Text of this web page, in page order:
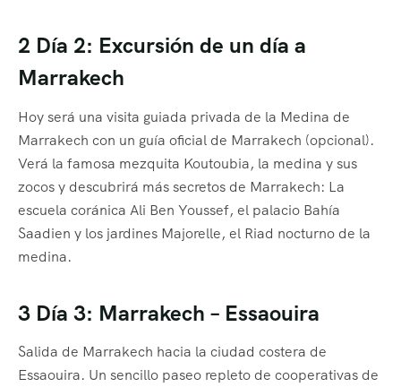
2 Día 2: Excursión de un día a
Marrakech
Hoy será una visita guiada privada de la Medina de
Marrakech con un guía oficial de Marrakech (opcional).
Verá la famosa mezquita Koutoubia, la medina y sus
zocos y descubrirá más secretos de Marrakech: La
escuela coránica Ali Ben Youssef, el palacio Bahía
Saadien y los jardines Majorelle, el Riad nocturno de la
medina.
3 Día 3: Marrakech – Essaouira
Salida de Marrakech hacia la ciudad costera de
Essaouira. Un sencillo paseo repleto de cooperativas de